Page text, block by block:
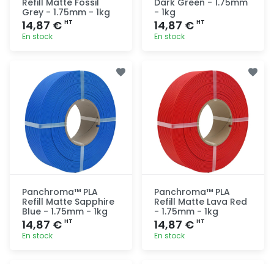
Grey - 1.75mm - 1kg
14,87 € HT
En stock
rapide
- 1kg
14,87 € HT
En stock
rapide
Panchroma™ PLA
Refill Matte Sapphire
Blue - 1.75mm - 1kg
14,87 € HT
En stock
Panchroma™ PLA
Refill Matte Lava Red
- 1.75mm - 1kg
14,87 € HT
En stock